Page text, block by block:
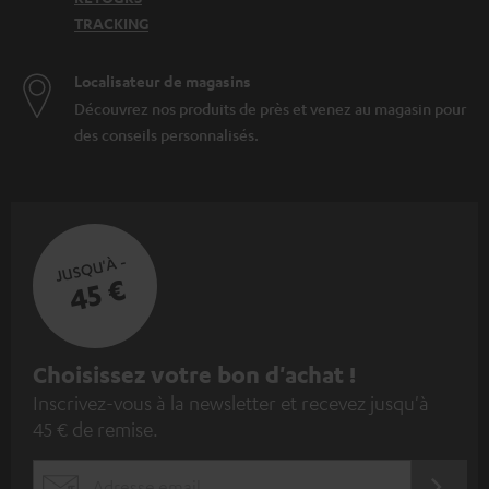
TRACKING
Localisateur de magasins
Découvrez nos produits de près et venez au magasin pour
des conseils personnalisés.
JUSQU'À -
45 €
I
n
s
Choisissez votre bon d'achat !
Inscrivez-vous à la newsletter et recevez jusqu'à
45 € de remise.